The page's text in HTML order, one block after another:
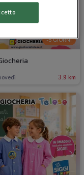
-5 GIORNI
3.9 km